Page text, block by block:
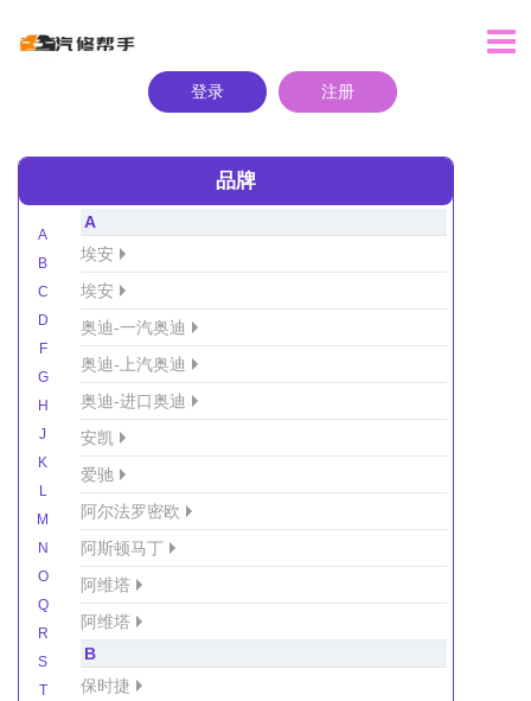
登录 注册
品牌
A
B
C
D
F
G
H
J
K
L
M
N
O
Q
R
S
T
A
埃安
埃安
奥迪-一汽奥迪
奥迪-上汽奥迪
奥迪-进口奥迪
安凯
爱驰
阿尔法罗密欧
阿斯顿马丁
阿维塔
阿维塔
B
保时捷